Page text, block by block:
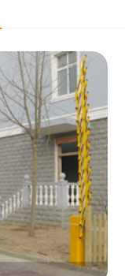
电、校校时，做执法
众法律意识的逐步提
透明"，通过工作站可
现场资料，直戳了当
减少了行政相对人对
执法的公信力。
置信息实时发送到监
示出设备的具体位
及根据执法环境迅速
NFC芯片，可支持身
发挥着重要的作用，
生监督、城管执法、
业园林、消防、质量